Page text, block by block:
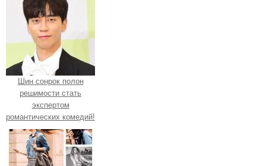
Шин сонрок полон
решимости стать
экспертом
романтических комедий!